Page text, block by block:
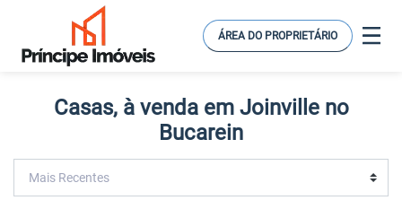
ÁREA DO PROPRIETÁRIO
Casas, à venda em Joinville no
Bucarein